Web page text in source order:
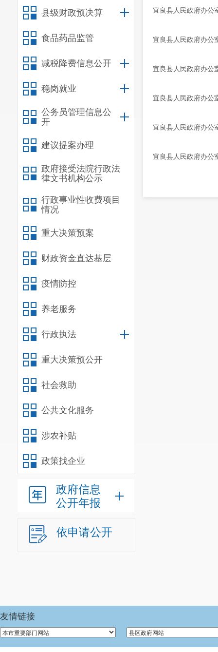
县级财政预决算
食品药品监管
减税降费信息公开
稳岗就业
公务员管理信息公
开
建议提案办理
政府接受法院行政法
律文书机构公示
行政事业性收费项目
情况
重大决策预案
财政资金直达基层
疫情防控
养老服务
行政执法
重大决策预公开
社会救助
公共文化服务
涉农补贴
政策找企业
政府信息
公开年报
依申请公开
宜良县人民政府办公
宜良县人民政府办公
宜良县人民政府办公
宜良县人民政府办公
宜良县人民政府办公
宜良县人民政府办公
友情链接